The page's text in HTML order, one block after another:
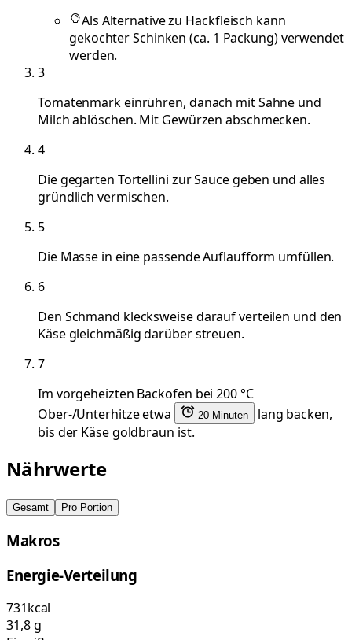
Als Alternative zu Hackfleisch kann
gekochter Schinken (ca. 1 Packung) verwendet
werden.
3
Tomatenmark einrühren, danach mit Sahne und
Milch ablöschen. Mit Gewürzen abschmecken.
4
Die gegarten Tortellini zur Sauce geben und alles
gründlich vermischen.
5
Die Masse in eine passende Auflaufform umfüllen.
6
Den Schmand klecksweise darauf verteilen und den
Käse gleichmäßig darüber streuen.
7
Im vorgeheizten Backofen bei 200 °C
Ober-/Unterhitze etwa
20 Minuten
lang backen,
bis der Käse goldbraun ist.
Nährwerte
Gesamt Pro Portion
Makros
Energie-Verteilung
731kcal
31,8g